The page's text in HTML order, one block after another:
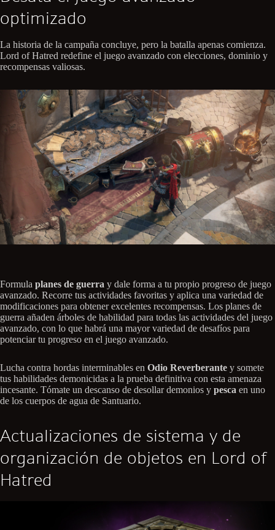
optimizado
La historia de la campaña concluye, pero la batalla apenas comienza.
Lord of Hatred redefine el juego avanzado con elecciones, dominio y
recompensas valiosas.
Formula planes de guerra y dale forma a tu propio progreso de juego
avanzado. Recorre tus actividades favoritas y aplica una variedad de
modificaciones para obtener excelentes recompensas. Los planes de
guerra añaden árboles de habilidad para todas las actividades del juego
avanzado, con lo que habrá una mayor variedad de desafíos para
potenciar tu progreso en el juego avanzado.
Lucha contra hordas interminables en Odio Reverberante y somete
tus habilidades demonicidas a la prueba definitiva con esta amenaza
incesante. Tómate un descanso de desollar demonios y pesca en uno
de los cuerpos de agua de Santuario.
Actualizaciones de sistema y de
organización de objetos en Lord of
Hatred